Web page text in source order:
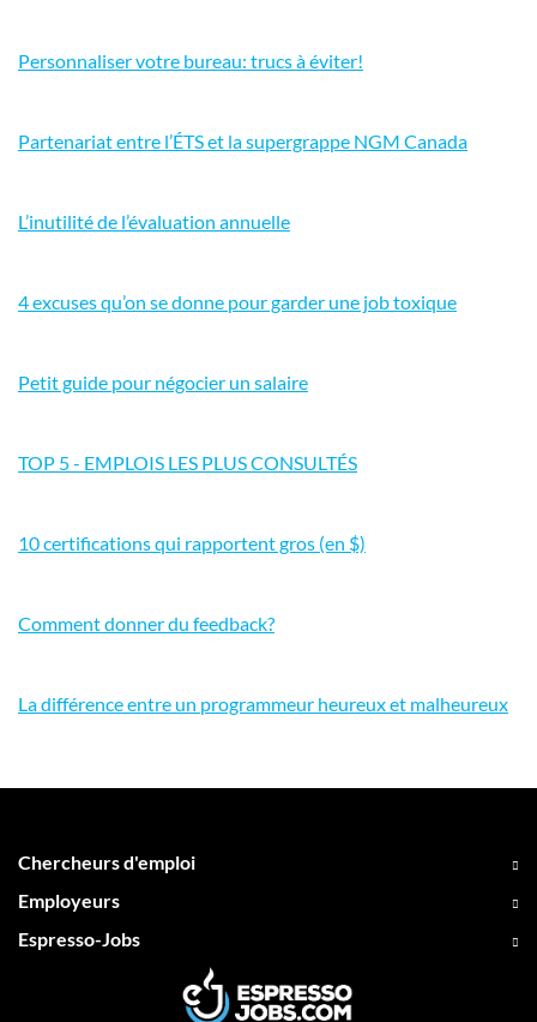
Personnaliser votre bureau: trucs à éviter!
Partenariat entre l’ÉTS et la supergrappe NGM Canada
L’inutilité de l’évaluation annuelle
4 excuses qu’on se donne pour garder une job toxique
Petit guide pour négocier un salaire
TOP 5 - EMPLOIS LES PLUS CONSULTÉS
10 certifications qui rapportent gros (en $)
Comment donner du feedback?
La différence entre un programmeur heureux et malheureux
Chercheurs d'emploi
Employeurs
Espresso-Jobs